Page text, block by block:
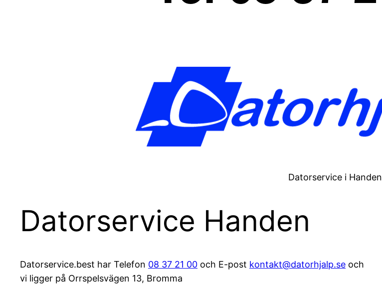
Datorservice i Handen
Datorservice Handen
Datorservice.best har Telefon 08 37 21 00 och E-post kontakt@datorhjalp.se och
vi ligger på Orrspelsvägen 13, Bromma